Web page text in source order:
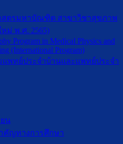
สตรมหาบัณฑิต สาขาวิชาสุขภาพ
ม่ พ.ศ. 2565)
Program in Medical Physics and
(International Program)
พทย์ประจำบ้านและแพทย์ประจำ
ยน
คัญทางการศึกษา